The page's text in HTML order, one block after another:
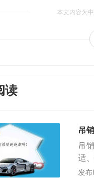
本文内容为
读
吊
吊
适
吊
发